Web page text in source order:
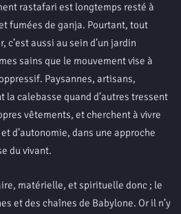
rastafari est longtemps resté à
fumées de ganja. Pourtant, tout
c’est aussi au sein d’un jardin
sains que le mouvement vise à
Paysannes, artisans,
calebasse quand d’autres tressent
vêtements, et cherchent à vivre
d’autonomie, dans une approche
du vivant.
matérielle, et spirituelle donc ; le
et des chaînes de Babylone. Or il n’y